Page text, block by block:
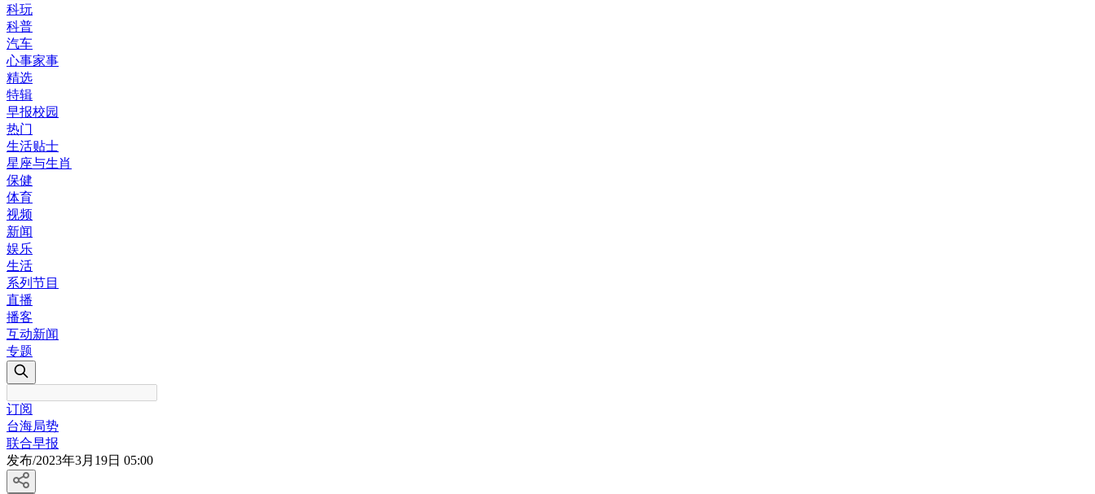
科玩
科普
汽车
心事家事
精选
特辑
早报校园
热门
生活贴士
星座与生肖
保健
体育
视频
新闻
娱乐
生活
系列节目
直播
播客
互动新闻
专题
订阅
台海局势
联合早报
发布/2023年3月19日 05:00